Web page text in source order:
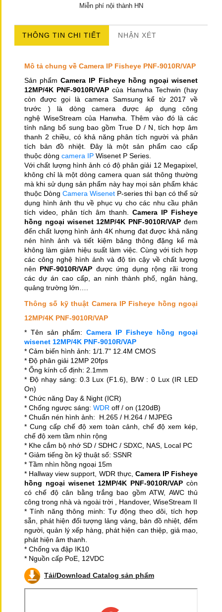
Miễn phí nội thành HN
THÔNG TIN CHI TIẾT NHẬN XÉT
Mô tả chung về Camera IP Fisheye PNF-9010R/VAP
Sản phẩm Camera IP Fisheye hồng ngoại wisenet
12MP/4K PNF-9010R/VAP của Hanwha Techwin (hay
còn được gọi là camera Samsung kể từ 2017 về
trước ) là dòng camera được áp dụng công
nghệ WiseStream của Hanwha. Thêm vào đó là các
tính năng bổ sung bao gồm True D / N, tích hợp âm
thanh 2 chiều, có khả năng phân tích người và phân
tích bản đồ nhiệt. Đây là một sản phẩm cao cấp
thuộc dòng camera IP Wisenet P Series.
Với chất lượng hình ảnh có độ phân giải 12 Megapixel,
không chỉ là một dòng camera quan sát thông thường
mà khi sử dụng sản phẩm này hay mọi sản phẩm khác
thuộc Dòng Camera Wisenet P-series thì bạn có thể sử
dụng hình ảnh thu về phục vụ cho các nhu cầu phân
tích video, phân tích âm thanh. Camera IP Fisheye
hồng ngoại wisenet 12MP/4K PNF-9010R/VAP đem
đếnchất lượng hình ảnh 4K nhưng đạt được khả năng
nén hình ảnh và tiết kiệm băng thông đặng kể mà
không làm giảm hiệu suất làm việc. Cùng với tích hợp
các công nghệ hình ảnh và độ tin cậy về chất lượng
nên PNF-9010R/VAP được ứng dụng rộng rãi trong
các dự án cao cấp, an ninh thành phố, ngân hàng,
quảng trường lớn….
Thông số kỹ thuật Camera IP Fisheye hồng ngoại
12MP/4K PNF-9010R/VAP
* Tên sản phẩm: Camera IP Fisheye hồng ngoại
wisenet 12MP/4K PNF-9010R/VAP
* Cảm biến hình ảnh: 1/1.7" 12.4M CMOS
* Độ phân giải 12MP 20fps
* Ống kính cố định: 2.1mm
* Độ nhạy sáng: 0.3 Lux (F1.6), B/W : 0 Lux (IR LED
On)
* Chức năng Day & Night (ICR)
* Chống ngược sáng: WDR off / on (120dB)
* Chuẩn nén hình ảnh: H.265 / H.264 / MJPEG
* Cung cấp chế độ xem toàn cảnh, chế độ xem kép,
chế độ xem tầm nhìn rộng
* Khe cắm bộ nhớ SD / SDHC / SDXC, NAS, Local PC
* Giảm tiếng ồn kỹ thuật số: SSNR
* Tầm nhìn hồng ngoại 15m
* Hallway view support, WDR thực, Camera IP Fisheye
hồng ngoại wisenet 12MP/4K PNF-9010R/VAP còn
có chế độ cân bằng trắng bao gồm ATW, AWC thủ
công trong nhà và ngoài trời , Handover, WiseStream II
* Tính năng thông minh: Tự động theo dõi, tích hợp
sẵn, phát hiện đối tượng lảng vảng, bản đồ nhiệt, đếm
người, quản lý xếp hàng, phát hiện can thiệp, giả mạo,
phát hiện âm thanh.
* Chống va đập IK10
* Nguồn cấp PoE, 12VDC
Tải/Download Catalog sản phẩm